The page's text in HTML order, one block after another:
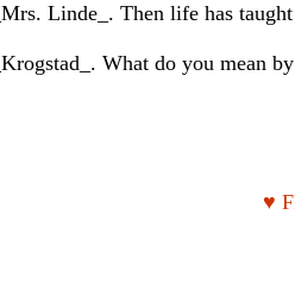
_Mrs. Linde_. Then life has
_Krogstad_. What do you mean
♥